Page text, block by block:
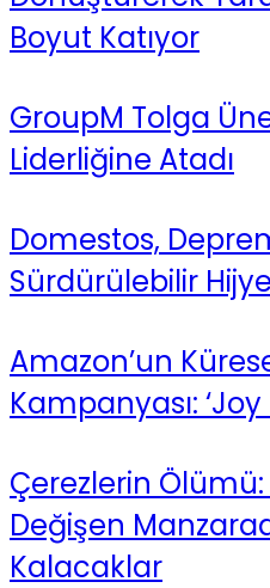
Boyut Katıyor
GroupM Tolga
Liderliğine Atadı
Domestos,
Sürdürülebilir
Amazon’un
Kampanyası: ‘Joy
Çerezlerin
Değişen
Kalacaklar